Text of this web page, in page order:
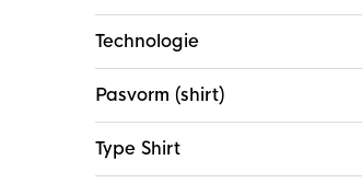
Technologie
Pasvorm (shirt)
Type Shirt